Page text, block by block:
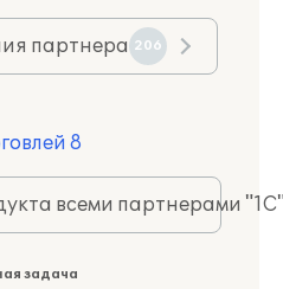
партнера 206
8
всеми партнерами
задача